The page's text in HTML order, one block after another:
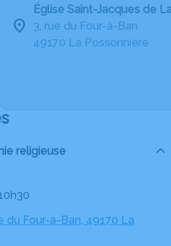
Église Saint-Jacques de
3, rue du Four-à-Ban
49170 La Possonnière
religieuse
du Four-à-Ban, 49170 La